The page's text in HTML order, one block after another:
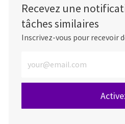
Recevez une
tâches similaires
Inscrivez-vous pour recevoir